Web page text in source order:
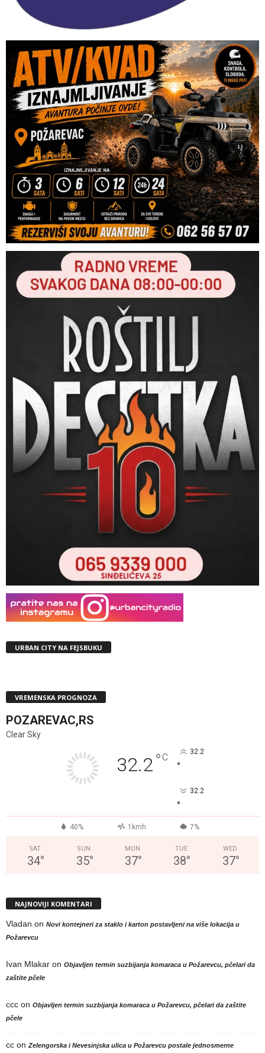
URBAN CITY NA FEJSBUKU
VREMENSKA PROGNOZA
POZAREVAC,RS
Clear Sky
32.2°C 32.2
°
32.2
°
40% 1kmh 7%
SAT
34°
SUN
35°
MON
37°
TUE
38°
WED
37°
NAJNOVIJI KOMENTARI
Vladan on Novi kontejneri za staklo i karton postavljeni na više lokacija u
Požarevcu
Ivan Mlakar on Objavljen termin suzbijanja komaraca u Požarevcu, pčelari da
zaštite pčele
ccc on Objavljen termin suzbijanja komaraca u Požarevcu, pčelari da zaštite
pčele
cc on Zelengorska i Nevesinjska ulica u Požarevcu postale jednosmerne